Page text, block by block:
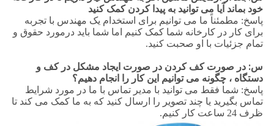
خود بماند آیا می توانید به پیدا کردن کمک کنید
پاسخ: مطمئناً ما می توانیم برای استخدام یک مهندس با تجربه
برای کار در کارخانه شما کمک کنیم اما شما باید درمورد حقوق و
تمام جزئیات با او صحبت کنید.
س: در صورت کف کردن در صورت ایجاد مشکل در کف و
دستگاه ، چگونه می توانیم این کار را انجام دهیم؟
پاسخ: شما فقط می توانید با مدیر تماس با ما در مورد شرایط
تماس بگیرید یا چند تصویر را ارسال کنید که به ما کمک می کند تا
ظرف 24 ساعت کار کنیم.